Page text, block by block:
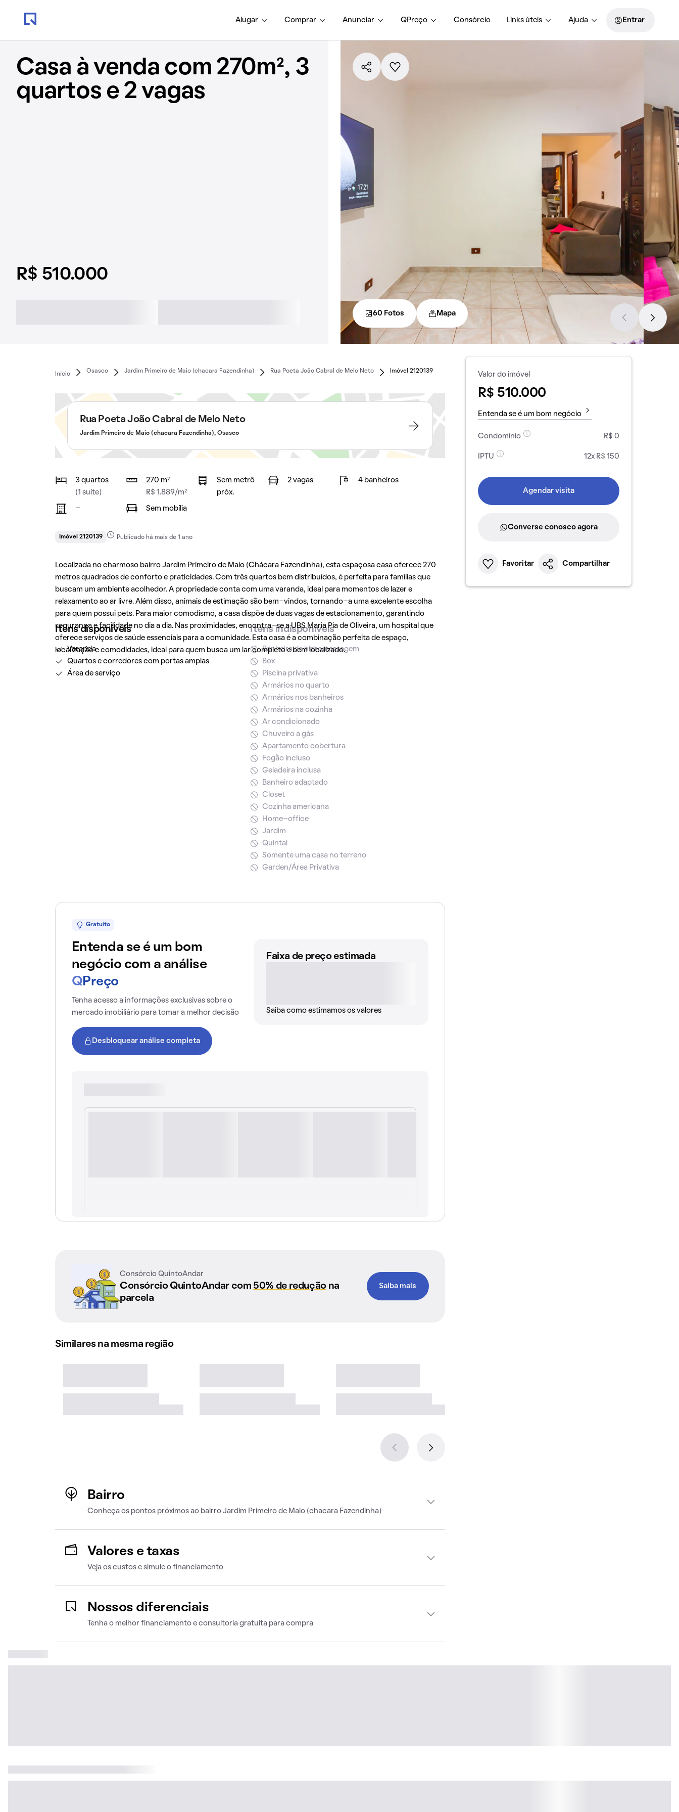
Alugar Comprar Anunciar QPreço Consórcio Links úteis Ajuda Entrar
Casa à venda com 270m², 3
quartos e 2 vagas
R$ 510.000
60 Fotos Mapa
Início
Osasco Jardim Primeiro de Maio (chacara Fazendinha) Rua Poeta João Cabral de Melo Neto Imóvel 2120139
Rua Poeta João Cabral de Melo Neto
Jardim Primeiro de Maio (chacara Fazendinha), Osasco
3 quartos
(1 suíte)
270 m²
R$ 1.889/m²
Sem metrô
próx.
2 vagas 4 banheiros
- Sem mobília
Imóvel 2120139 Publicado há mais de 1 ano
Localizada no charmoso bairro Jardim Primeiro de Maio (Chácara Fazendinha), esta espaçosa casa oferece 270
metros quadrados de conforto e praticidades. Com três quartos bem distribuídos, é perfeita para famílias que
buscam um ambiente acolhedor. A propriedade conta com uma varanda, ideal para momentos de lazer e
relaxamento ao ar livre. Além disso, animais de estimação são bem-vindos, tornando-a uma excelente escolha
para quem possui pets. Para maior comodismo, a casa dispõe de duas vagas de estacionamento, garantindo
segurança e facilidade no dia a dia. Nas proximidades, encontra-se a UBS Maria Pia de Oliveira, um hospital que
oferece serviços de saúde essenciais para a comunidade. Esta casa é a combinação perfeita de espaço,
localização e comodidades, ideal para quem busca um lar completo e bem localizado.
Itens disponíveis
Varanda
Quartos e corredores com portas amplas
Área de serviço
Itens indisponíveis
Banheira de hidromassagem
Box
Piscina privativa
Armários no quarto
Armários nos banheiros
Armários na cozinha
Ar condicionado
Chuveiro a gás
Apartamento cobertura
Fogão incluso
Geladeira inclusa
Banheiro adaptado
Closet
Cozinha americana
Home-office
Jardim
Quintal
Somente uma casa no terreno
Garden/Área Privativa
Gratuito
Entenda se é um bom
negócio com a análise
Q Preço
Tenha acesso a informações exclusivas sobre o
mercado imobiliário para tomar a melhor decisão
Desbloquear análise completa
Faixa de preço estimada
Saiba como estimamos os valores
Consórcio QuintoAndar
Consórcio QuintoAndar com 50% de reduçãona
parcela
Saiba mais
Similares na mesma região
Bairro
Conheça os pontos próximos ao bairro Jardim Primeiro de Maio (chacara Fazendinha)
Valores e taxas
Veja os custos e simule o financiamento
Nossos diferenciais
Tenha o melhor financiamento e consultoria gratuita para compra
Valor do imóvel
R$ 510.000
Entenda se é um bom negócio
Condomínio R$ 0
IPTU 12x R$ 150
Agendar visita
Converse conosco agora
Favoritar Compartilhar